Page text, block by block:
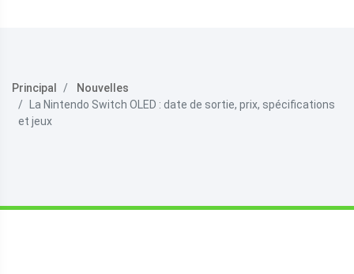
Principal
Nouvelles
La Nintendo Switch OLED : date de sortie, prix, spécifications
et jeux